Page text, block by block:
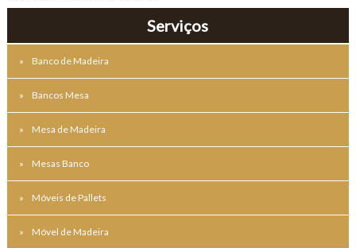
Serviços
Banco de Madeira
Bancos Mesa
Mesa de Madeira
Mesas Banco
Móveis de Pallets
Móvel de Madeira